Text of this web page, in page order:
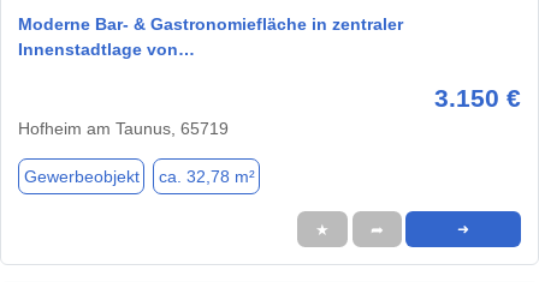
Moderne Bar- & Gastronomiefläche in zentraler
Innenstadtlage von…
3.150 €
Hofheim am Taunus, 65719
Gewerbeobjekt ca. 32,78 m²
★ ➦ ➜